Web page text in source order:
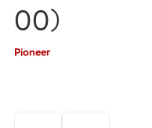
00）
Pioneer